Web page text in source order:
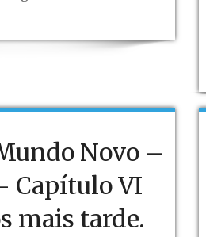
Orient.
em
Orient.
Novo –
Capítulo VI
mais tarde.